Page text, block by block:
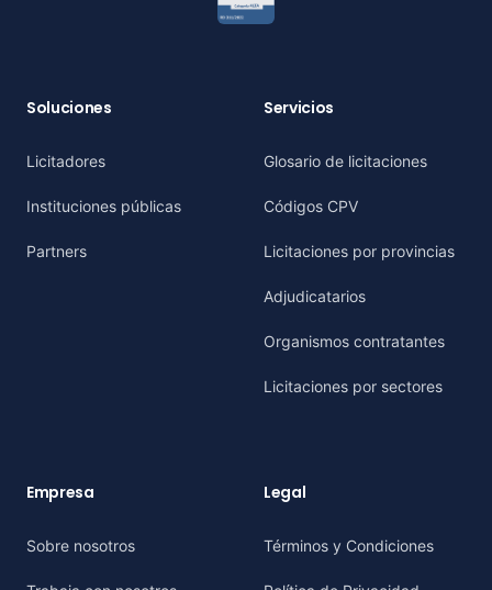
Soluciones
Licitadores
Instituciones públicas
Partners
Servicios
Glosario de licitaciones
Códigos CPV
Licitaciones por provincias
Adjudicatarios
Organismos contratantes
Licitaciones por sectores
Empresa
Sobre nosotros
Legal
Términos y Condiciones